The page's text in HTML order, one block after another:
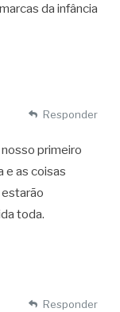
da infância
primeiro
e as coisas
toda.
Responder
Responder